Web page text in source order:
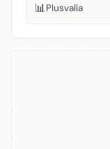
📊Plusvalía